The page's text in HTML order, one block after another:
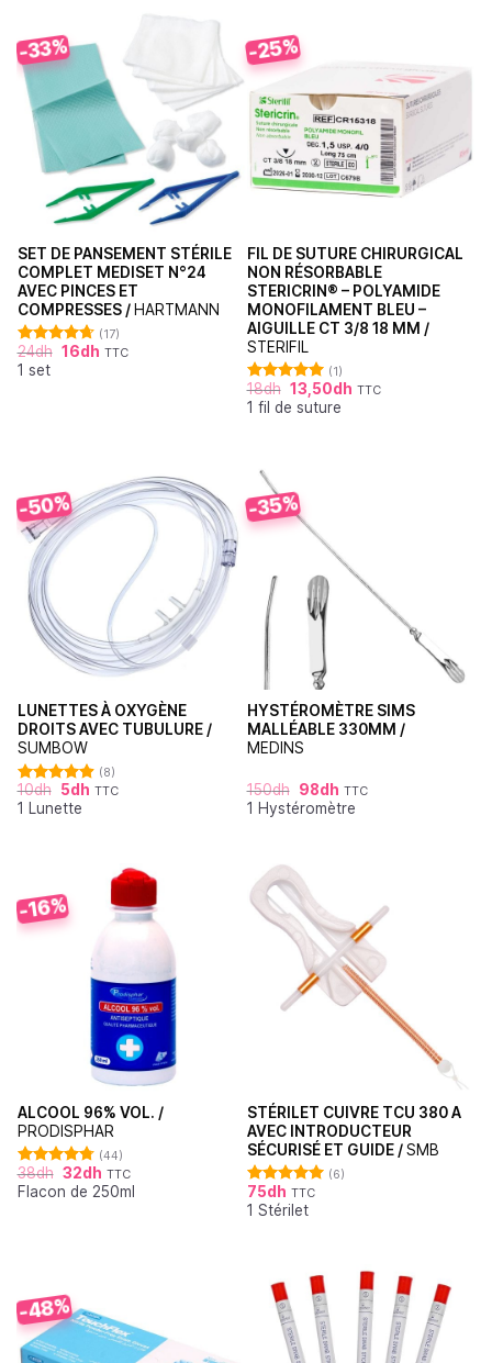
-33%
SET DE PANSEMENT STÉRILE
COMPLET MEDISET N°24
AVEC PINCES ET
COMPRESSES / HARTMANN
Note
4.71
sur 5
(17)
24dh 16dh TTC
1 set
-25%
FIL DE SUTURE CHIRURGICAL
NON RÉSORBABLE
STERICRIN® – POLYAMIDE
MONOFILAMENT BLEU –
AIGUILLE CT 3/8 18 MM /
STERIFIL
Note
5.00
sur 5
(1)
18dh 13,50dh TTC
1 fil de suture
-50%
LUNETTES À OXYGÈNE
DROITS AVEC TUBULURE /
SUMBOW
Note
4.88
sur 5
(8)
10dh 5dh TTC
1 Lunette
-35%
HYSTÉROMÈTRE SIMS
MALLÉABLE 330MM /
MEDINS
150dh 98dh TTC
1 Hystéromètre
-16%
ALCOOL 96% VOL. /
PRODISPHAR
Note 4.77
sur 5
(44)
38dh 32dh TTC
Flacon de 250ml
STÉRILET CUIVRE TCU 380 A
AVEC INTRODUCTEUR
SÉCURISÉ ET GUIDE /SMB
Note5.00
sur 5
(6)
75dh TTC
1 Stérilet
-48%